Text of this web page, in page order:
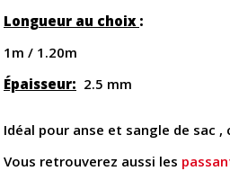
Longueur au choix :
1m / 1.20m
Épaisseur: 2.5 mm
Idéal pour anse et sangle de sac
Vous retrouverez aussi les